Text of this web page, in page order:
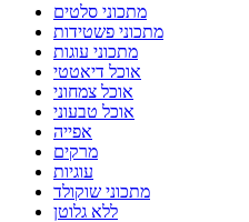
מתכוני סלטים
מתכוני פשטידות
מתכוני עוגות
אוכל דיאטטי
אוכל צמחוני
אוכל טבעוני
אפייה
מרקים
עוגיות
מתכוני שוקולד
ללא גלוטן